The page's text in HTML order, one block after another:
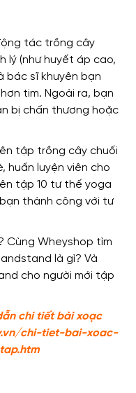
tác trồng cây
lý (như huyết áp cao,
bác sĩ khuyên bạn
tim. Ngoài ra, bạn
bị chấn thương hoặc
tập trồng cây chuối
huấn luyện viên cho
tập 10 tư thế yoga
thành công với tư
chi tiết bài xoạc
chi-tiet-bai-xoac-